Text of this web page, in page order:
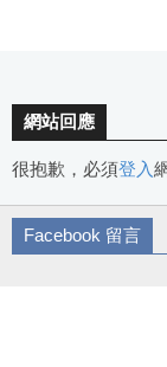
網站回應
很抱歉，必須登入
Facebook 留言